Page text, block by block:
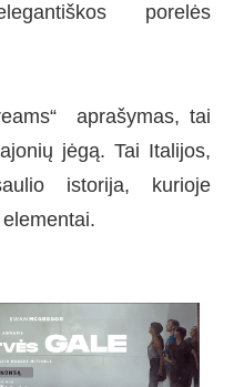
porelės
aprašymas, tai
jėgą. Tai Italijos,
istorija, kurioje